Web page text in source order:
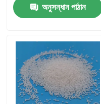
আমাদের সম্পর্কে
কারখানা ভ্রমণ
অনুসন্ধান পাঠান